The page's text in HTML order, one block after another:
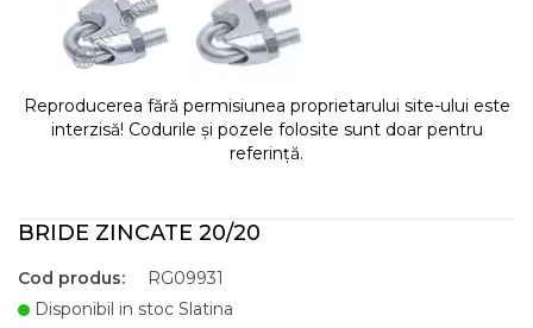
Reproducerea fără permisiunea proprietarului site-ului este
interzisă! Codurile și pozele folosite sunt doar pentru
referință.
BRIDE ZINCATE 20/20
Cod produs:
RG09931
Disponibil in stoc Slatina